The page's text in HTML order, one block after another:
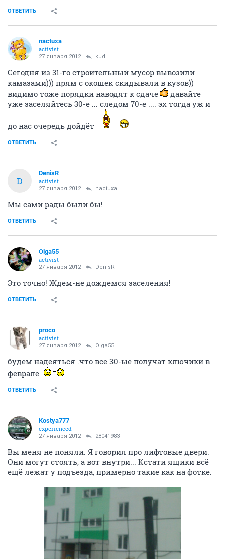
ОТВЕТИТЬ
nactuxa
activist
27 января 2012 kud
Сегодня из 31-го строительный мусор вывозили
камазами))) прям с окошек скидывали в кузов))
видимо тоже порядки наводят к сдаче
давайте
уже заселяйтесь 30-е ... следом 70-е .... эх тогда уж и
до нас очередь дойдёт
ОТВЕТИТЬ
D
DenisR
activist
27 января 2012 nactuxa
Мы сами рады были бы!
ОТВЕТИТЬ
Olga55
activist
27 января 2012 DenisR
Это точно! Ждем-не дождемся заселения!
ОТВЕТИТЬ
proco
activist
27 января 2012 Olga55
будем надеяться .что все 30-ые получат ключики в
феврале
ОТВЕТИТЬ
Kostya777
experienced
27 января 2012 28041983
Вы меня не поняли. Я говорил про лифтовые двери.
Они могут стоять, а вот внутри... Кстати ящики всё
ещё лежат у подъезда, примерно такие как на фотке.